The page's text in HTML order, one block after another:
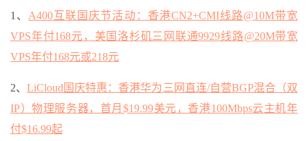
1、 A400互联国庆节活动：香港CN2+CMI线路@10M带宽
VPS年付168元，美国洛杉矶三网联通9929线路@20M带宽
VPS年付168元或218元
2、LiCloud国庆特惠：香港华为三网直连/自营BGP混合（双
IP）物理服务器，首月$19.99美元，香港100Mbps云主机年
付$16.99起